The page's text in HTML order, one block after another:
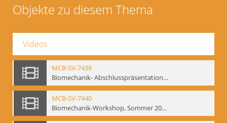
Objekte zu diesem Thema
Videos
MCB-SV-7439
Biomechanik- Abschlusspräsentation des Workshops Sommer 2001
MCB-SV-7440
Biomechanik-Workshop, Sommer 2002